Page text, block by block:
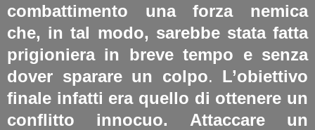
combattimento una forza nemica
che, in tal modo, sarebbe stata fatta
prigioniera in breve tempo e senza
dover sparare un colpo. L’obiettivo
finale infatti era quello di ottenere un
conflitto innocuo. Attaccare un